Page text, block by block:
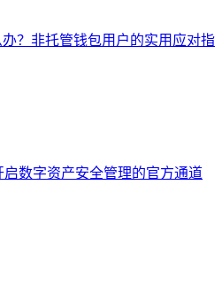
？非托管钱包用户的实用应对指
启数字资产安全管理的官方通道